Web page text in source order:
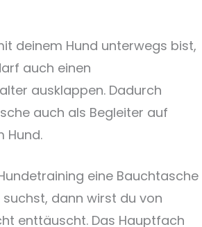
deinem Hund unterwegs bist,
auch einen
ausklappen. Dadurch
auch als Begleiter auf
Hund.
eine Bauchtasche
dann wirst du von
enttäuscht. Das Hauptfach